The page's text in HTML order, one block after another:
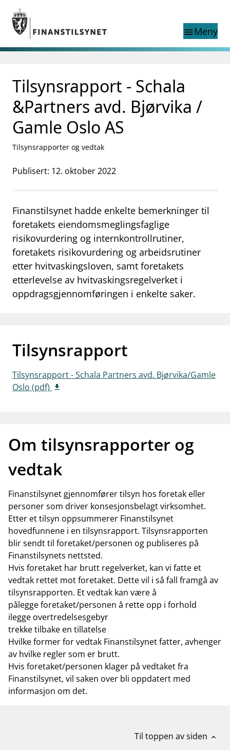
Gå til hovedinnhold
Gå til søkesiden
menuMeny
nettstedet
language
English
exist in English
English home page
Tilsyn
Aktuelt
Finanstilsynets registre
mail_outlineKontakt oss
work_outlineJobb hos oss
dashboardInformasjon for investorer
notifications_noneAbonner på nyhetsvarsel
Tilsynsrapport - Schala
&Partners avd. Bjørvika /
Gamle Oslo AS
Tilsynsrapporter og vedtak
Publisert: 12. oktober 2022
Finanstilsynet hadde enkelte bemerkninger til
foretakets eiendomsmeglingsfaglige
risikovurdering og internkontrollrutiner,
foretakets risikovurdering og arbeidsrutiner
etter hvitvaskingsloven, samt foretakets
etterlevelse av hvitvaskingsregelverket i
oppdragsgjennomføringen i enkelte saker.
Tilsynsrapport
Tilsynsrapport - Schala Partners avd. Bjørvika/Gamle
Oslo (pdf)
Om tilsynsrapporter og
vedtak
Finanstilsynet gjennomfører tilsyn hos foretak eller
personer som driver konsesjonsbelagt virksomhet.
Etter et tilsyn oppsummerer Finanstilsynet
hovedfunnene i en tilsynsrapport. Tilsynsrapporten
blir sendt til foretaket/personen og publiseres på
Finanstilsynets nettsted.
Hvis foretaket har brutt regelverket, kan vi fatte et
vedtak rettet mot foretaket. Dette vil i så fall framgå av
tilsynsrapporten. Et vedtak kan være å
pålegge foretaket/personen å rette opp i forhold
ilegge overtredelsesgebyr
trekke tilbake en tillatelse
Hvilke former for vedtak Finanstilsynet fatter, avhenger
av hvilke regler som er brutt.
Hvis foretaket/personen klager på vedtaket fra
Finanstilsynet, vil saken over bli oppdatert med
informasjon om det.
Til toppen av siden expand_less